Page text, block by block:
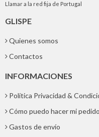
Llamar a la red fija de Portugal
GLISPE
Quienes somos
Contactos
INFORMACIONES
Política Privacidad &
Cómo puedo hacer mi
Gastos de envío